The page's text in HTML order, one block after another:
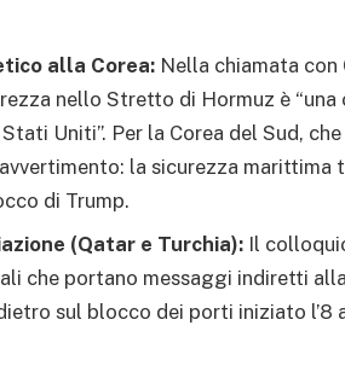
alla Corea: Nella chiamata
nello Stretto di Hormuz è
Uniti”. Per la Corea del Sud,
la sicurezza marittima
di Trump.
(Qatar e Turchia): Il
che portano messaggi indiretti
sul blocco dei porti iniziato l’8